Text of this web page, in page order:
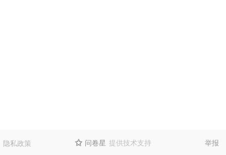
隐私政策  问卷星 提供技术支持 举报